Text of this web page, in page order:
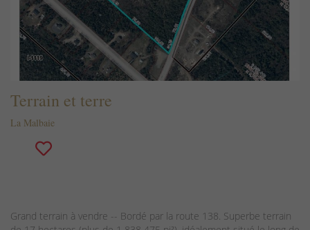
Terrain et terre
La Malbaie
Grand terrain à vendre -- Bordé par la route 138. Superbe terrain